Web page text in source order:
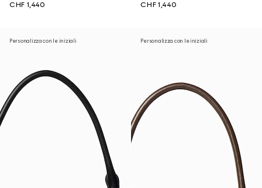
CHF 1,440
CHF 1,440
Personalizza con le iniziali Personalizza con le iniziali